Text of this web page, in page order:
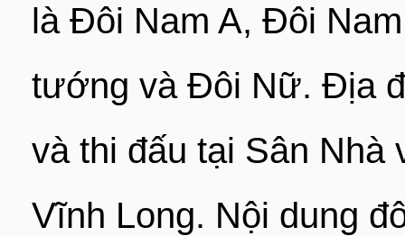
là Đôi Nam A, Đôi
tướng và Đôi Nữ. Địa
và thi đấu tại Sân Nhà
Vĩnh Long. Nội dung